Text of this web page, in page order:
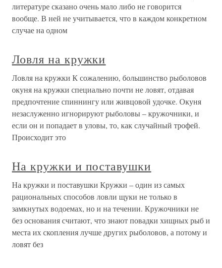
литературе сказано очень мало либо не говорится
вообще. В ней не учитывается, что в каждом конкретном
случае на одном
Ловля на кружки
Ловля на кружки К сожалению, большинство рыболовов
окуня на кружки специально почти не ловят, отдавая
предпочтение спиннингу или живцовой удочке. Окуня
незаслуженно игнорируют рыболовы – кружочники, и
если он и попадает в уловы, то, как случайный трофей.
Происходит это
На кружки и поставушки
На кружки и поставушки Кружки – один из самых
рациональных способов ловли щуки не только в
замкнутых водоемах, но и на течении. Кружочники не
без основания считают, что знают повадки хищных рыб и
места их скопления лучше других рыболовов, а потому и
ловят без